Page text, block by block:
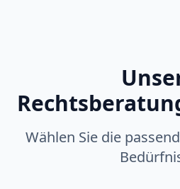
Wählen Sie die